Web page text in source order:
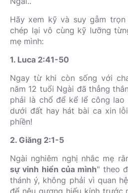
Hãy xem kỹ và suy gẫm trọn
chép lại vô cùng kỹ lưỡng
mẹ mình:
1. Luca 2:41-50
Ngay từ khi còn sống với
năm 12 tuổi Ngài đã thẳng
phải là chổ để kể lể công lao
dưới đất hay hát bài ca xin
phiền!
2. Giăng 2:1-5
Ngài nghiêm nghị nhắc mẹ
sự vinh hiển của mình" theo
thánh ý, không phải vì quan